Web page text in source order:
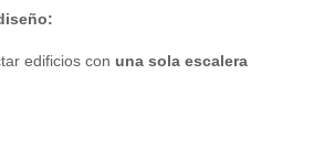
edificios con una sola escalera